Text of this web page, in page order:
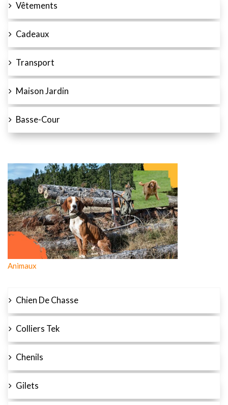
Vêtements
Cadeaux
Transport
Maison Jardin
Basse-Cour
Animaux
Chien De Chasse
Colliers Tek
Chenils
Gilets